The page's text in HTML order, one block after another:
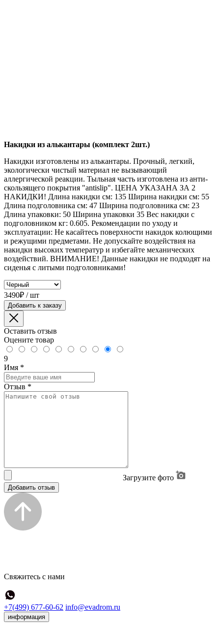
Накидки из алькантары (комплект 2шт.)
Накидки изготовлены из алькантары. Прочный, легкий,
экологически чистый материал не вызывающий
аллергической реакции. Тыльная часть изготовлена из анти-
скользящего покрытия "antislip". ЦЕНА УКАЗАНА ЗА 2
НАКИДКИ! Длина накидки см: 135 Ширина накидки см: 55
Длина подголовника см: 47 Ширина подголовника см: 23
Длина упаковки: 50 Ширина упаковки 35 Вес накидки с
подголовником кг: 0.605. Рекомендации по уходу и
эксплуатации: Не касайтесь поверхности накидок колющими
и режущими предметами. Не допускайте воздействия на
накидки высоких температур и избегайте механических
воздействий. ВНИМАНИЕ! Данные накидки не подходят на
сиденья с литыми подголовниками!
3490₽ / шт
Добавить к заказу
Оставить отзыв
Оцените товар
9
Имя *
Отзыв *
Загрузите фото
Добавить отзыв
Свяжитесь с нами
+7(499) 677-60-62 info@evadrom.ru
информация